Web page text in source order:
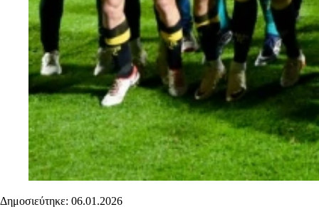
Δημοσιεύτηκε: 06.01.2026